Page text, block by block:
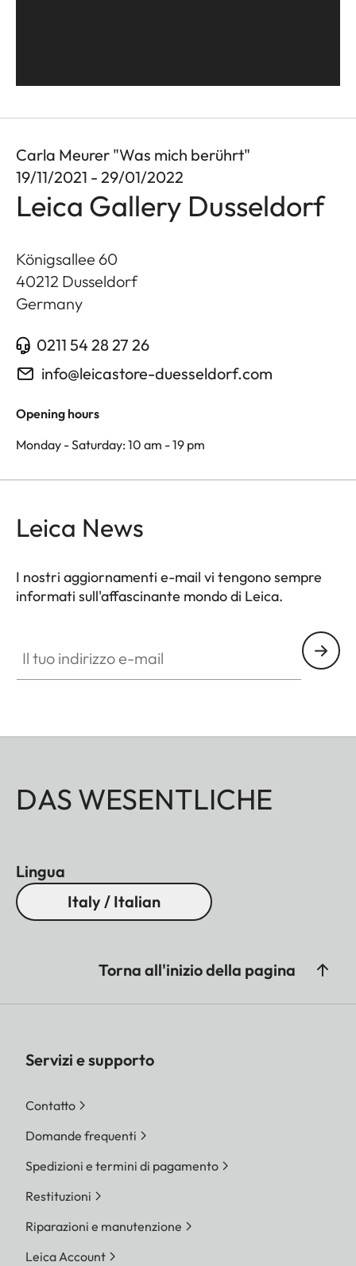
Carla Meurer "Was mich berührt"
19/11/2021 - 29/01/2022
Leica Gallery Dusseldorf
Königsallee 60
40212 Dusseldorf
Germany
0211 54 28 27 26
info@leicastore-duesseldorf.com
Opening hours
Monday - Saturday: 10 am - 19 pm
Leica News
I nostri aggiornamenti e-mail vi tengono sempre
informati sull'affascinante mondo di Leica.
DAS WESENTLICHE
Lingua
Italy / Italian
Torna all'inizio della pagina
Servizi e supporto
Contatto
Domande frequenti
Spedizioni e termini di pagamento
Restituzioni
Riparazioni e manutenzione
Leica Account